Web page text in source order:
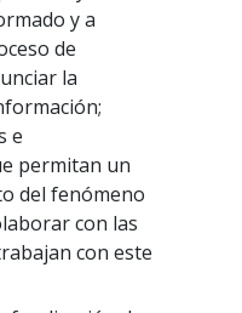
y a
de
la
e
permitan un
del fenómeno
con las
con este